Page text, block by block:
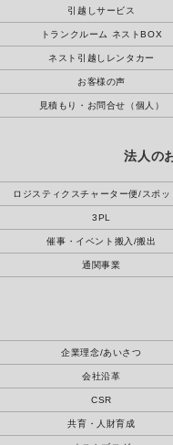
引越しサービス
トランクルーム ネストBOX
ネスト引越しレンタカー
お客様の声
見積もり・お問合せ（個人）
法人の
ロジスティクスチャーター便/スポッ
3PL
催事・イベント搬入/搬出
通関事業
企業理念/あいさつ
会社沿革
CSR
共育・人財育成